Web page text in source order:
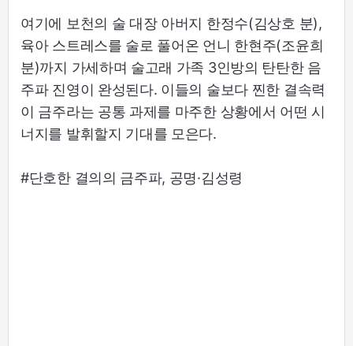
여기에 보천의 술 대장 아버지 한정수(김상호 분),
육아 스트레스를 술로 풀어온 언니 한현주(조윤희
분)까지 가세하며 술고래 가족 3인방의 탄탄한 음
주파 진영이 완성된다. 이들의 술보다 찐한 결속력
이 금주라는 공통 과제를 마주한 상황에서 어떤 시
너지를 발휘할지 기대를 모은다.
#단호한 결의의 금주파, 공명·김성령